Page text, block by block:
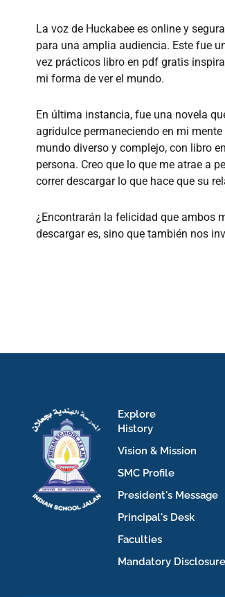
La voz de Huckabee es online y
para una amplia audiencia. Este fue
vez prácticos libro en pdf gratis
mi forma de ver el mundo.
En última instancia, fue una novela
agridulce permaneciendo en mi
mundo diverso y complejo, con libro
persona. Creo que lo que me atrae a
correr descargar lo que hace que su
¿Encontrarán la felicidad que ambos
descargar es, sino que también nos
Explore
History
Vision & Mission
SMC Profile
President's Message
Principal's Desk
Faculties
Mandatory